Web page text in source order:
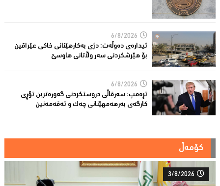
6/8/2026
ئیدارەى دەوڵەت: دژى بەکارهێنانى خاکی عێراقین
بۆ هێرشکردنى سەر وڵاتانی هاوسێ
6/8/2026
تڕەمپ: سەرقاڵى دروستکردنی گەورەترین تۆڕى
کارگەى بەرهەمهێنانى چەک و تەقەمەنین
کۆمەڵ
3/8/2026